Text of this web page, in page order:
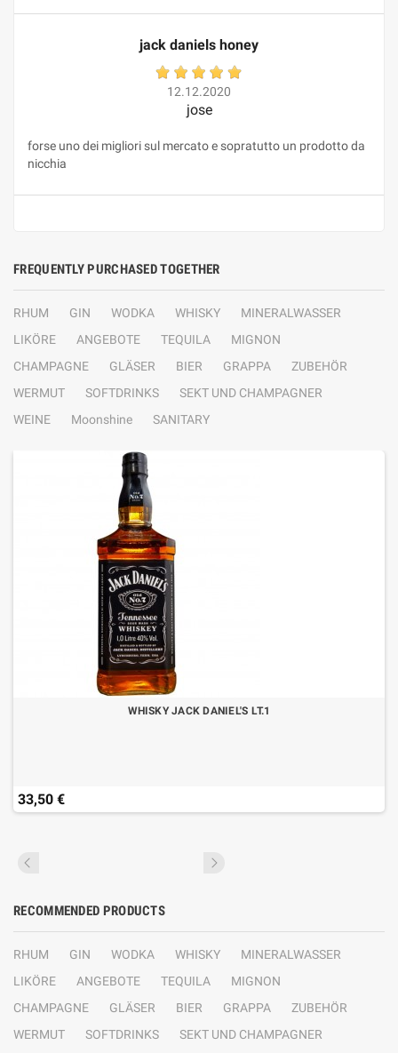
jack daniels honey
12.12.2020
jose
forse uno dei migliori sul mercato e sopratutto un prodotto da
nicchia
FREQUENTLY PURCHASED TOGETHER
RHUM GIN WODKA WHISKY
MINERALWASSER
LIKÖRE
ANGEBOTE TEQUILA
MIGNON
CHAMPAGNE
GLÄSER BIER GRAPPA
ZUBEHÖR
WERMUT
SOFTDRINKS
SEKT UND CHAMPAGNER
WEINE
Moonshine SANITARY
WHISKY JACK DANIEL'S LT.1
33,50 €
RECOMMENDED PRODUCTS
RHUM GIN WODKA WHISKY
MINERALWASSER
LIKÖRE
ANGEBOTE TEQUILA
MIGNON
CHAMPAGNE
GLÄSER BIER GRAPPA
ZUBEHÖR
WERMUT
SOFTDRINKS
SEKT UND CHAMPAGNER